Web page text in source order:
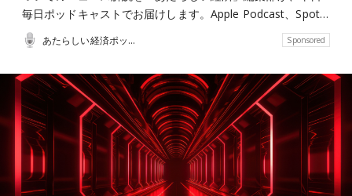
毎日ポッドキャストでお届けします。Apple Podcast、Spot…
あたらしい経済ポッドキャスト Sponsored